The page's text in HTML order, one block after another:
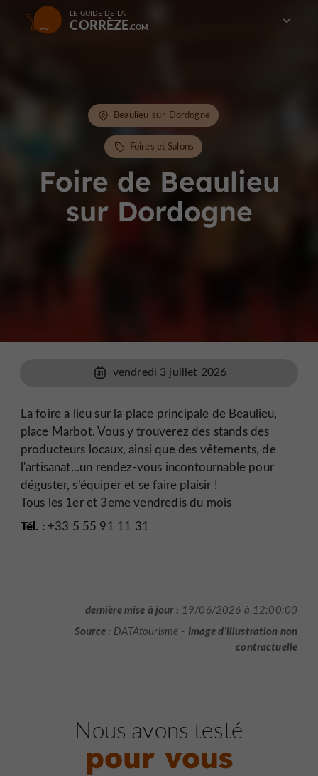
LE GUIDE DE LA
CORRÈZE
Foire de Beaulieu
sur Dordogne
Beaulieu-sur-Dordogne
Foires et Salons
vendredi 3 juillet 2026
La foire a lieu sur la place principale de Beaulieu,
place Marbot. Vous y trouverez des stands des
producteurs locaux, ainsi que des vêtements, de
l'artisanat...un rendez-vous incontournable pour
déguster, s’équiper et se faire plaisir !
Tous les 1er et 3eme vendredis du mois
Tél. :+33 5 55 91 11 31
dernière mise à jour : 19/06/2026 à 12:00:00
Source : DATAtourisme - Image d'illustration non
contractuelle
Nous avons testé
pour vous